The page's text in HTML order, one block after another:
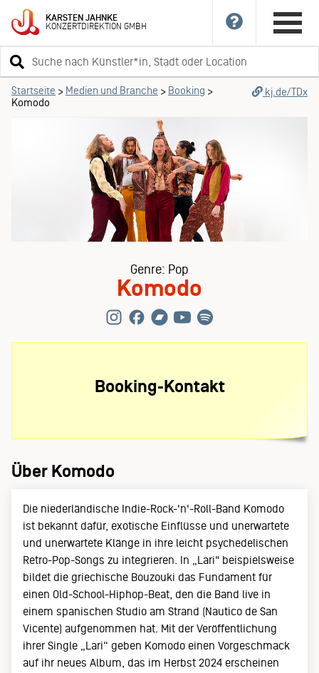
KARSTENJAHNKE
KONZERTDIREKTIONGMBH
Suchbegriff
eingeben
Startseite > Medien und Branche > Booking >
Komodo
kj.de/TDx
Genre: Pop
Komodo
Booking-Kontakt
Über Komodo
Die niederländische Indie-Rock-'n'-Roll-Band Komodo
ist bekannt dafür, exotische Einflüsse und unerwartete
und unerwartete Klänge in ihre leicht psychedelischen
Retro-Pop-Songs zu integrieren. In „Lari" beispielsweise
bildet die griechische Bouzouki das Fundament für
einen Old-School-Hiphop-Beat, den die Band live in
einem spanischen Studio am Strand (Nautico de San
Vicente) aufgenommen hat. Mit der Veröffentlichung
ihrer Single „Lari“ geben Komodo einen Vorgeschmack
auf ihr neues Album, das im Herbst 2024 erscheinen